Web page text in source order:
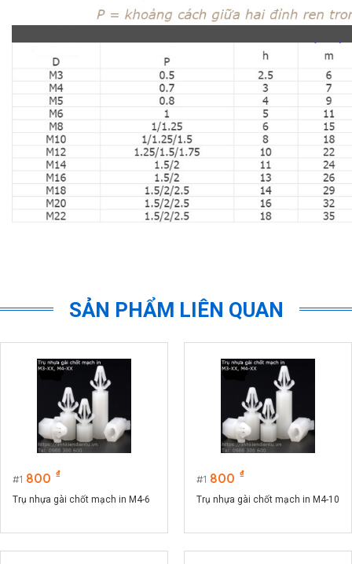
SẢN PHẨM LIÊN QUAN
1 800 ₫
Trụ nhựa gài chốt mạch in M4-6
1 800 ₫
Trụ nhựa gài chốt mạch in M4-10